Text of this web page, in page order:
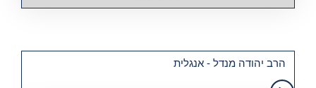
הרב יהודה מנדל - אנגלית